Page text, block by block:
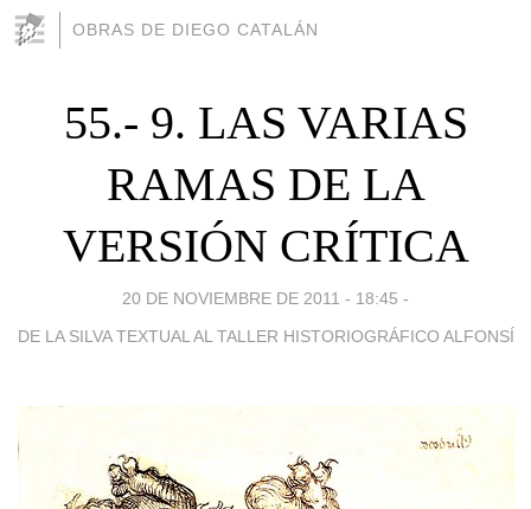
OBRAS DE DIEGO CATALÁN
55.- 9. LAS VARIAS
RAMAS DE LA
VERSIÓN CRÍTICA
20 DE NOVIEMBRE DE 2011 - 18:45 -
DE LA SILVA TEXTUAL AL TALLER HISTORIOGRÁFICO ALFONSÍ